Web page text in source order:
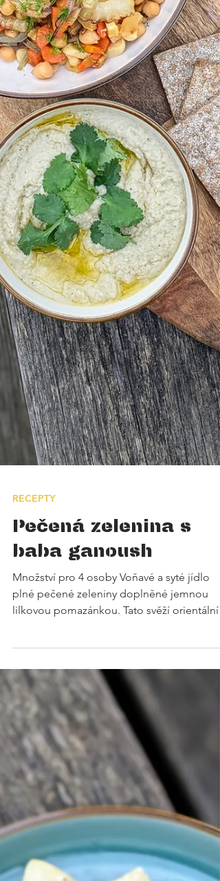
RECEPTY
Pečená zelenina s
baba ganoush
Množství pro 4 osoby Voňavé a syté jídlo
plné pečené zeleniny doplněné jemnou